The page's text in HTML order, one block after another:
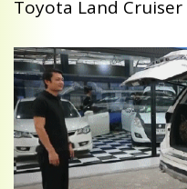
Toyota Land